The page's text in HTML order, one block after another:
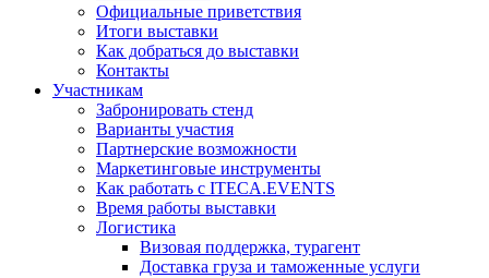
Официальные приветствия
Итоги выставки
Как добраться до выставки
Контакты
Участникам
Забронировать стенд
Варианты участия
Партнерские возможности
Маркетинговые инструменты
Как работать с ITECA.EVENTS
Время работы выставки
Логистика
Визовая поддержка, турагент
Доставка груза и таможенные услуги